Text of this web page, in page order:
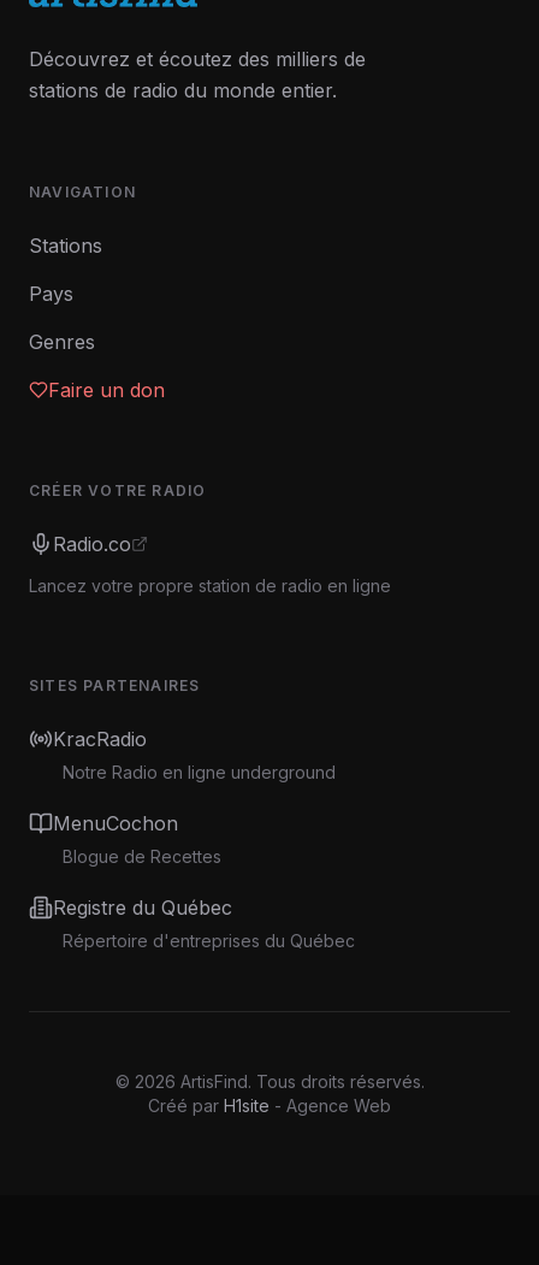
Découvrez et écoutez des milliers de
stations de radio du monde entier.
NAVIGATION
Stations
Pays
Genres
Faire un don
CRÉER VOTRE RADIO
Radio.co
Lancez votre propre station de radio en ligne
SITES PARTENAIRES
KracRadio
Notre Radio en ligne underground
MenuCochon
Blogue de Recettes
Registre du Québec
Répertoire d'entreprises du Québec
© 2026 ArtisFind. Tous droits réservés.
Créé par H1site - Agence Web